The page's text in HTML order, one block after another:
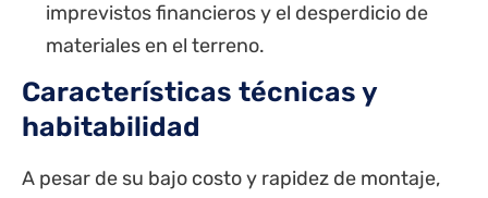
imprevistos financieros y el desperdicio de
materiales en el terreno.
Características técnicas y
habitabilidad
A pesar de su bajo costo y rapidez de montaje,